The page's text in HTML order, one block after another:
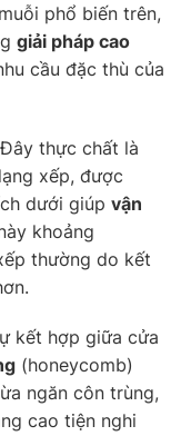
phổ biến trên,
giải pháp cao
cầu đặc thù của
Đây thực chất là
xếp, được
dưới giúp vận
khoảng
thường do kết
kết hợp giữa cửa
(honeycomb)
ngăn côn trùng,
cao tiện nghi